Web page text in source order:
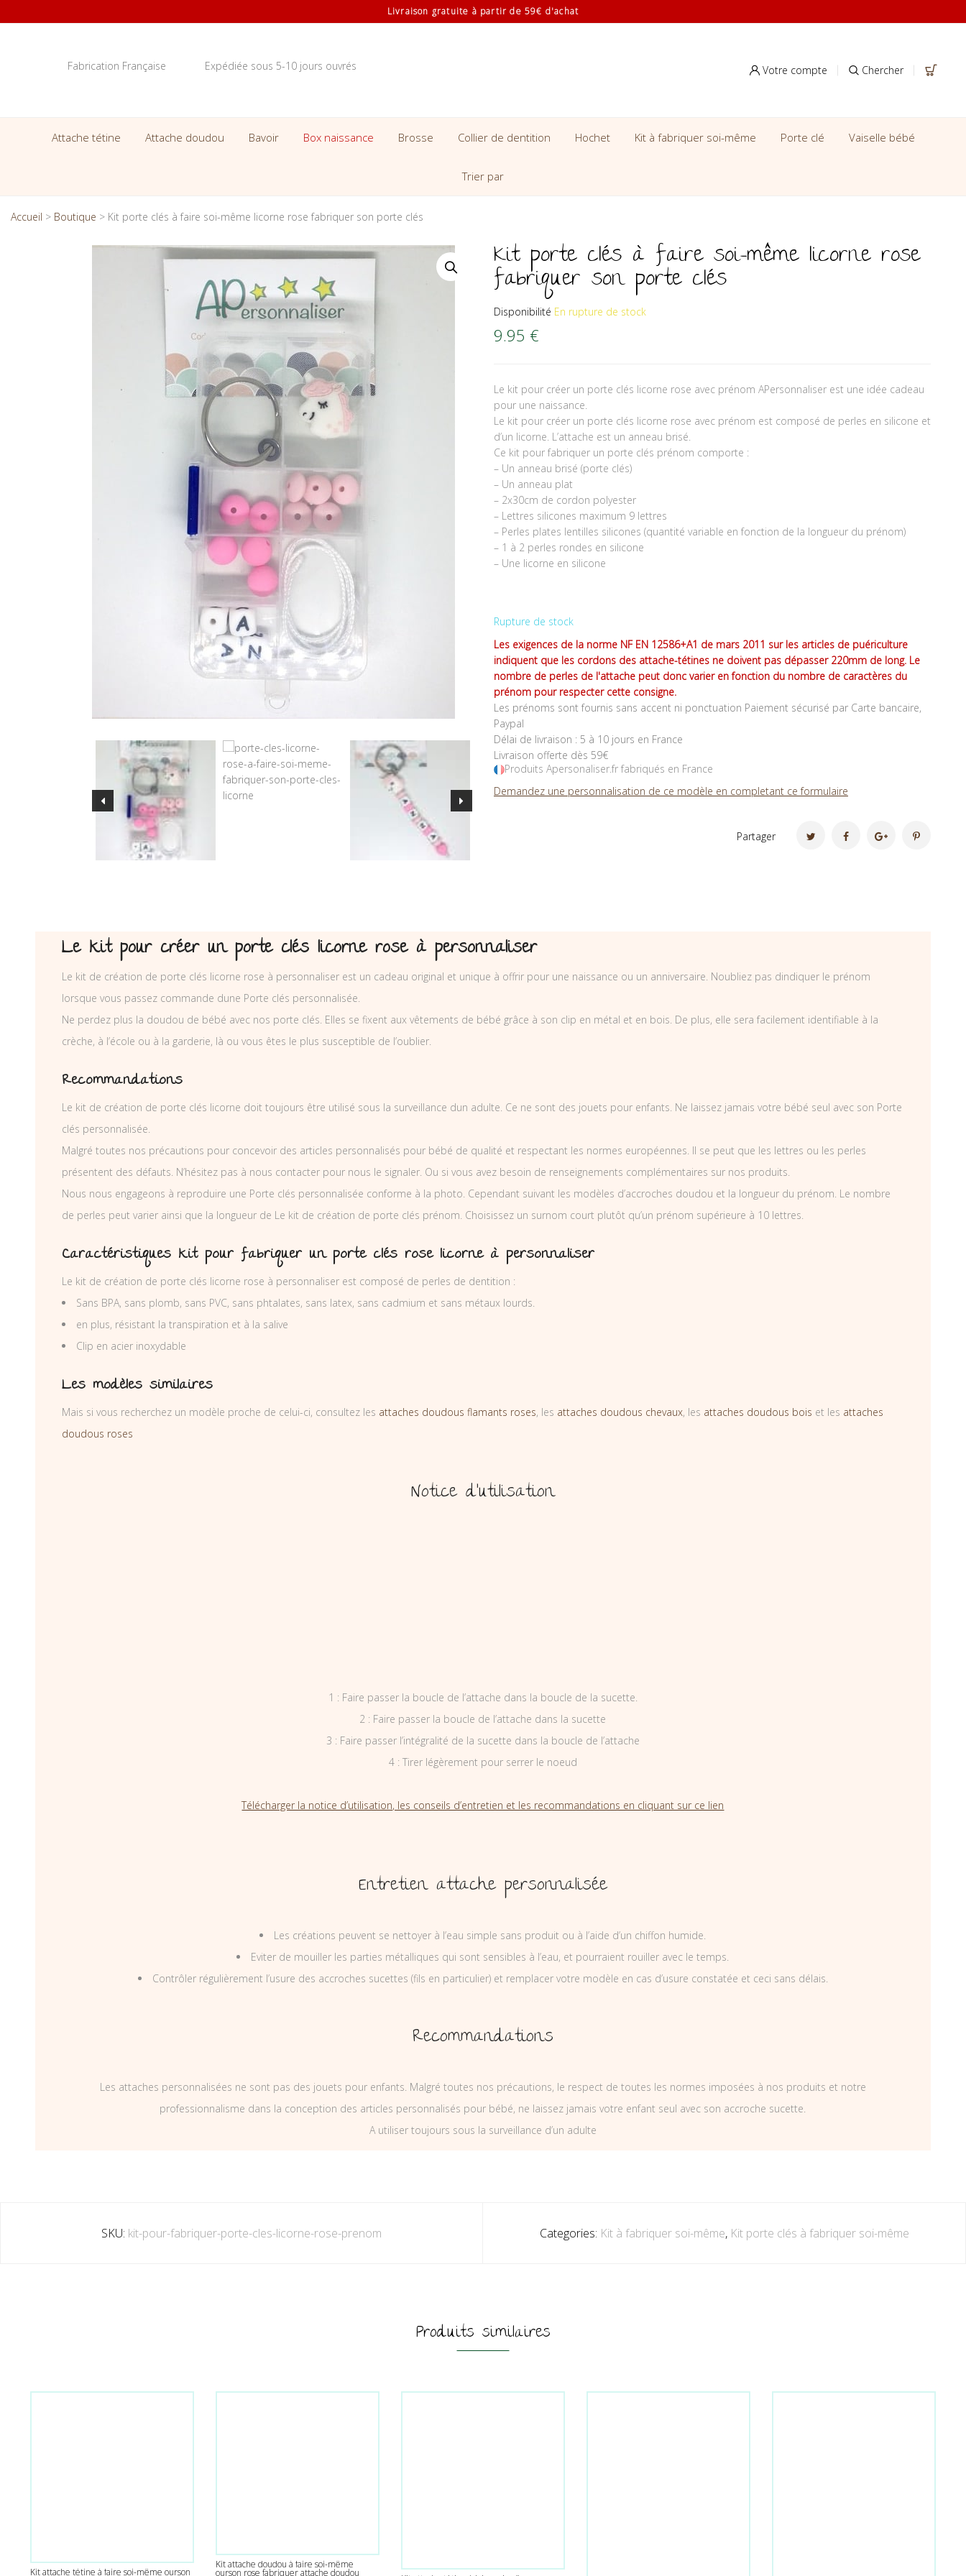
Livraison gratuite à partir de 59€ d'achat
Fabrication Française Expédiée sous 5-10 jours ouvrés Votre compte Chercher
Attache tétine Attache doudou Bavoir Box naissance Brosse Collier de dentition Hochet Kit à fabriquer soi-même Porte clé Vaiselle bébé
Trier par
Accueil > Boutique > Kit porte clés à faire soi-même licorne rose fabriquer son porte clés
Kit porte clés à faire soi-même licorne rose
fabriquer son porte clés
Disponibilité En rupture de stock
9.95 €
Le kit pour créer un porte clés licorne rose avec prénom APersonnaliser est une idée cadeau
pour une naissance.
Le kit pour créer un porte clés licorne rose avec prénom est composé de perles en silicone et
d’un licorne. L’attache est un anneau brisé.
Ce kit pour fabriquer un porte clés prénom comporte :
– Un anneau brisé (porte clés)
– Un anneau plat
– 2x30cm de cordon polyester
– Lettres silicones maximum 9 lettres
– Perles plates lentilles silicones (quantité variable en fonction de la longueur du prénom)
– 1 à 2 perles rondes en silicone
– Une licorne en silicone
Rupture de stock
Les exigences de la norme NF EN 12586+A1 de mars 2011 sur les articles de puériculture
indiquent que les cordons des attache-tétines ne doivent pas dépasser 220mm de long. Le
nombre de perles de l'attache peut donc varier en fonction du nombre de caractères du
prénom pour respecter cette consigne.
Les prénoms sont fournis sans accent ni ponctuation Paiement sécurisé par Carte bancaire,
Paypal
Délai de livraison : 5 à 10 jours en France
Livraison offerte dès 59€
Produits Apersonaliser.fr fabriqués en France
Demandez une personnalisation de ce modèle en completant ce formulaire
Partager
Le kit pour créer un porte clés licorne rose à personnaliser
Le kit de création de porte clés licorne rose à personnaliser est un cadeau original et unique à offrir pour une naissance ou un anniversaire. Noubliez pas dindiquer le prénom
lorsque vous passez commande dune Porte clés personnalisée.
Ne perdez plus la doudou de bébé avec nos porte clés. Elles se fixent aux vêtements de bébé grâce à son clip en métal et en bois. De plus, elle sera facilement identifiable à la
crèche, à l’école ou à la garderie, là ou vous êtes le plus susceptible de l’oublier.
Recommandations
Le kit de création de porte clés licorne doit toujours être utilisé sous la surveillance dun adulte. Ce ne sont des jouets pour enfants. Ne laissez jamais votre bébé seul avec son Porte
clés personnalisée.
Malgré toutes nos précautions pour concevoir des articles personnalisés pour bébé de qualité et respectant les normes européennes. Il se peut que les lettres ou les perles
présentent des défauts. N’hésitez pas à nous contacter pour nous le signaler. Ou si vous avez besoin de renseignements complémentaires sur nos produits.
Nous nous engageons à reproduire une Porte clés personnalisée conforme à la photo. Cependant suivant les modèles d’accroches doudou et la longueur du prénom. Le nombre
de perles peut varier ainsi que la longueur de Le kit de création de porte clés prénom. Choisissez un surnom court plutôt qu’un prénom supérieure à 10 lettres.
Caractéristiques kit pour fabriquer un porte clés rose licorne à personnaliser
Le kit de création de porte clés licorne rose à personnaliser est composé de perles de dentition :
Sans BPA, sans plomb, sans PVC, sans phtalates, sans latex, sans cadmium et sans métaux lourds.
en plus, résistant la transpiration et à la salive
Clip en acier inoxydable
Les modèles similaires
Mais si vous recherchez un modèle proche de celui-ci, consultez les attaches doudous flamants roses, les attaches doudous chevaux, les attaches doudous bois et les attaches
doudous roses
Notice d’utilisation
1 : Faire passer la boucle de l’attache dans la boucle de la sucette.
2 : Faire passer la boucle de l’attache dans la sucette
3 : Faire passer l’intégralité de la sucette dans la boucle de l’attache
4 : Tirer légèrement pour serrer le noeud
Télécharger la notice d’utilisation, les conseils d’entretien et les recommandations en cliquant sur ce lien
Entretien attache personnalisée
Les créations peuvent se nettoyer à l’eau simple sans produit ou à l’aide d’un chiffon humide.
Eviter de mouiller les parties métalliques qui sont sensibles à l’eau, et pourraient rouiller avec le temps.
Contrôler régulièrement l’usure des accroches sucettes (fils en particulier) et remplacer votre modèle en cas d’usure constatée et ceci sans délais.
Recommandations
Les attaches personnalisées ne sont pas des jouets pour enfants. Malgré toutes nos précautions, le respect de toutes les normes imposées à nos produits et notre
professionnalisme dans la conception des articles personnalisés pour bébé, ne laissez jamais votre enfant seul avec son accroche sucette.
A utiliser toujours sous la surveillance d’un adulte
SKU: kit-pour-fabriquer-porte-cles-licorne-rose-prenom Categories: Kit à fabriquer soi-même, Kit porte clés à fabriquer soi-même
Produits similaires
Kit attache tétine à faire soi-même ourson
Kit attache doudou à faire soi-même
ourson rose fabriquer attache doudou